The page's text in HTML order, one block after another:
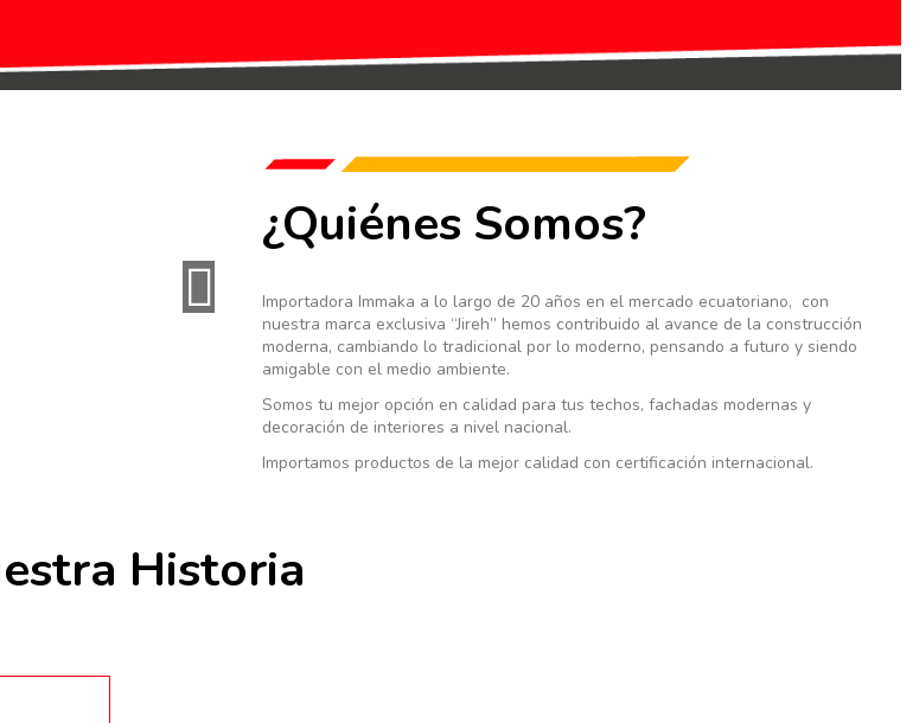
¿Quiénes Somos?
Importadora Immaka a lo largo de 20 años en el mercado ecuatoriano, con
nuestra marca exclusiva “Jireh” hemos contribuido al avance de la construcción
moderna, cambiando lo tradicional por lo moderno, pensando a futuro y siendo
amigable con el medio ambiente.
Somos tu mejor opción en calidad para tus techos, fachadas modernas y
decoración de interiores a nivel nacional.
Importamos productos de la mejor calidad con certificación internacional.
Historia